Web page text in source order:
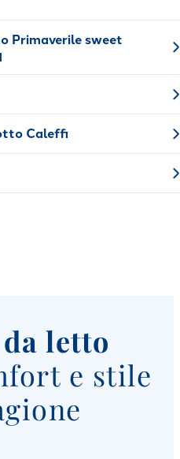
Primaverile sweet
Caleffi
letto
e stile